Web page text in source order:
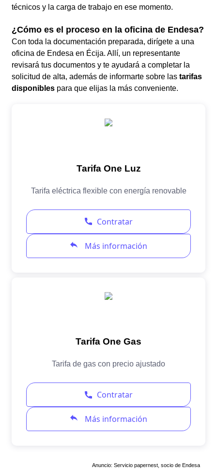
técnicos y la carga de trabajo en ese momento.
¿Cómo es el proceso en la oficina de Endesa?
Con toda la documentación preparada, dirígete a una
oficina de Endesa en Écija. Allí, un representante
revisará tus documentos y te ayudará a completar la
solicitud de alta, además de informarte sobre las tarifas
disponibles para que elijas la más conveniente.
Anuncio: Servicio papernest, socio de Endesa